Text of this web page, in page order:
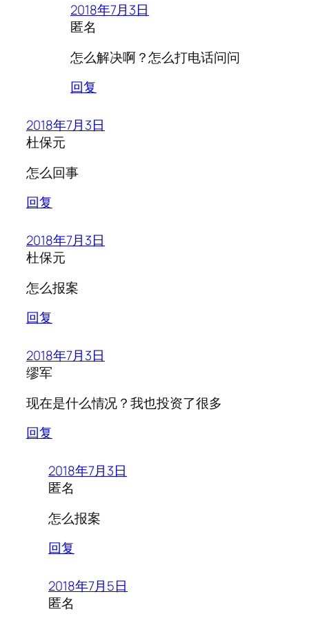
2018年7月3日
匿名
怎么解决啊？怎么打电话问问
回复
2018年7月3日
杜保元
怎么回事
回复
2018年7月3日
杜保元
怎么报案
回复
2018年7月3日
缪军
现在是什么情况？我也投资了很多
回复
2018年7月3日
匿名
怎么报案
回复
2018年7月5日
匿名